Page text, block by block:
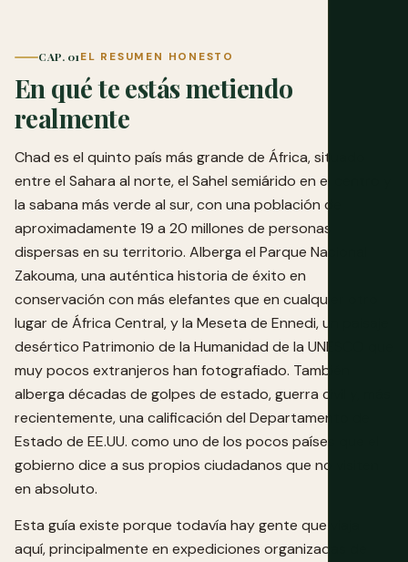
CAP. 01EL RESUMEN HONESTO
En qué te estás metiendo
realmente
Chad es el quinto país más grande de África, situado
entre el Sahara al norte, el Sahel semiárido en el centro y
la sabana más verde al sur, con una población de
aproximadamente 19 a 20 millones de personas
dispersas en su territorio. Alberga el Parque Nacional
Zakouma, una auténtica historia de éxito en
conservación con más elefantes que en cualquier otro
lugar de África Central, y la Meseta de Ennedi, un paisaje
desértico Patrimonio de la Humanidad de la UNESCO que
muy pocos extranjeros han fotografiado. También
alberga décadas de golpes de estado, guerra civil y, más
recientemente, una calificación del Departamento de
Estado de EE.UU. como uno de los pocos países que el
gobierno dice a sus propios ciudadanos que no visiten
en absoluto.
Esta guía existe porque todavía hay gente que viaja
aquí, principalmente en expediciones organizadas de